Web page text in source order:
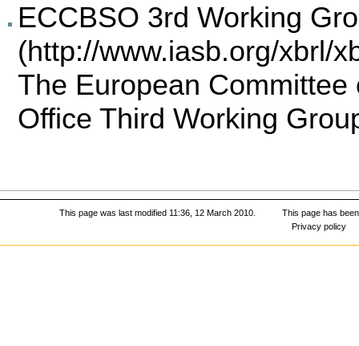
ECCBSO 3rd Working
The European
Office Third Working
This page was last modified 11:36, 12 March 2010.
This page has
Privacy policy